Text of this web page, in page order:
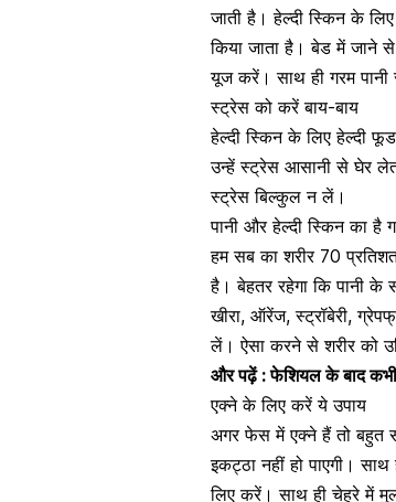
जाती है। हेल्दी स्किन के
किया जाता है। बेड में जाने
यूज करें। साथ ही गरम पानी
स्ट्रेस को करें बाय-बाय
हेल्दी स्किन के लिए हेल्दी
उन्हें स्ट्रेस आसानी से घेर
स्ट्रेस बिल्कुल न लें।
पानी और हेल्दी स्किन का है
हम सब का शरीर 70
है। बेहतर रहेगा कि पानी के
खीरा, ऑरेंज, स्ट्रॉबेरी,
लें। ऐसा करने से शरीर को
और पढ़ें :फेशियल के बाद
एक्ने के लिए करें ये उपाय
अगर फेस में एक्ने हैं तो बहुत
इकट्ठा नहीं हो पाएगी।
लिए करें। साथ ही चेहरे में